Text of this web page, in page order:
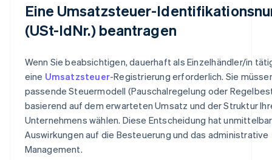
Eine Umsatzsteuer-
(USt-IdNr.) beantragen
Wenn Sie beabsichtigen, dauerhaft als Einzelhändler/in
eine Umsatzsteuer-Registrierung erforderlich. Sie
passende Steuermodell (Pauschalregelung oder
basierend auf dem erwarteten Umsatz und der Struktur
Unternehmens wählen. Diese Entscheidung hat
Auswirkungen auf die Besteuerung und das administrative
Management.